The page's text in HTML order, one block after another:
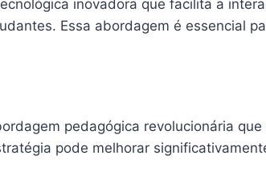
inovadora que facilita a
Essa abordagem é essencial
pedagógica revolucionária
pode melhorar